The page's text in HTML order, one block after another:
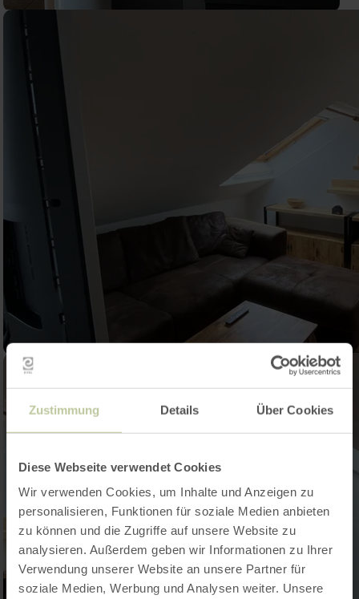
Zustimmung Details Über Cookies
Diese Webseite verwendet Cookies
Wir verwenden Cookies, um Inhalte und Anzeigen zu
personalisieren, Funktionen für soziale Medien anbieten
zu können und die Zugriffe auf unsere Website zu
analysieren. Außerdem geben wir Informationen zu Ihrer
Verwendung unserer Website an unsere Partner für
soziale Medien, Werbung und Analysen weiter. Unsere